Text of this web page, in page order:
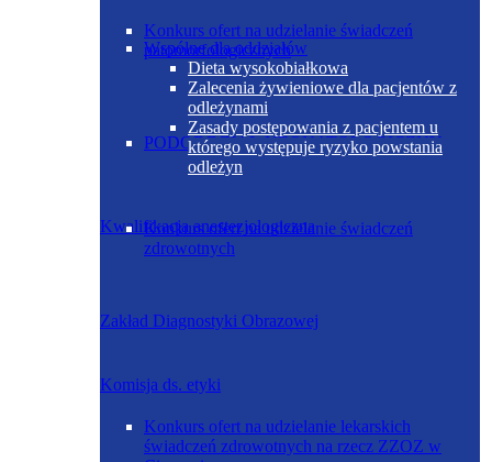
PODODDZIAŁ NEONATOLOGICZNY
Zakład Diagnostyki Obrazowej
Wspólne dla oddziałów
Dieta wysokobiałkowa
Zalecenia żywieniowe dla pacjentów z
odleżynami
Zasady postępowania z pacjentem u
którego występuje ryzyko powstania
odleżyn
Kwalifikacja anestezjologiczna
Komisja ds. etyki
Konkurs ofert na udzielanie świadczeń
patomorfologicznych
Konkurs ofert na udzielanie świadczeń
zdrowotnych
Konkurs ofert na udzielanie lekarskich
świadczeń zdrowotnych na rzecz ZZOZ w